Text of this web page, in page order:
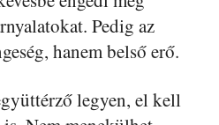
Pedig az
hanem belső erő.
legyen, el kell